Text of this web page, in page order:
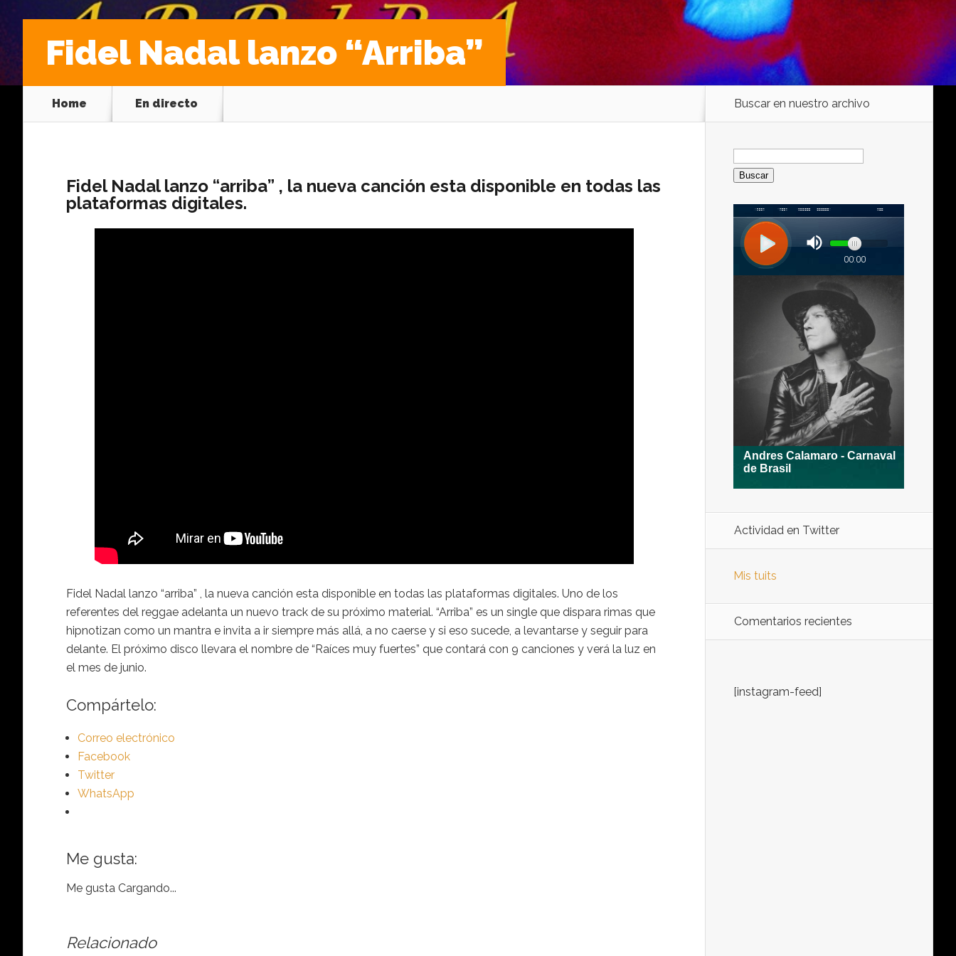
Fidel Nadal lanzo “Arriba”
Home En directo
Fidel Nadal lanzo “arriba” , la nueva canción esta disponible en todas las
plataformas digitales.
Fidel Nadal lanzo “arriba” , la nueva canción esta disponible en todas las plataformas digitales. Uno de los
referentes del reggae adelanta un nuevo track de su próximo material. “Arriba” es un single que dispara rimas que
hipnotizan como un mantra e invita a ir siempre más allá, a no caerse y si eso sucede, a levantarse y seguir para
delante. El próximo disco llevara el nombre de “Raíces muy fuertes” que contará con 9 canciones y verá la luz en
el mes de junio.
Compártelo:
Correo electrónico
Facebook
Twitter
WhatsApp
Me gusta:
Me gusta Cargando...
Relacionado
Buscar en nuestro archivo
Buscar:
Actividad en Twitter
Mis tuits
Comentarios recientes
[instagram-feed]